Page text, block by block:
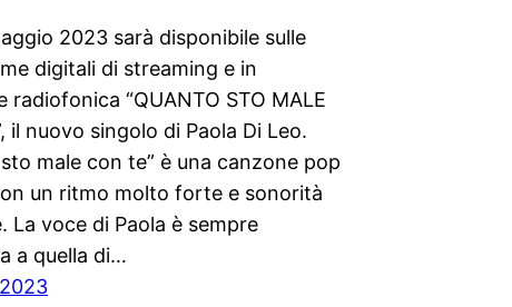
2023 sarà disponibile sulle
digitali di streaming e in
radiofonica “QUANTO STO MALE
il nuovo singolo di Paola Di Leo.
male con te” è una canzone pop
un ritmo molto forte e sonorità
La voce di Paola è sempre
a quella di…